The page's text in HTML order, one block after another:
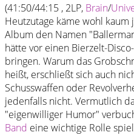
(41:50/44:15 , 2LP, Brain/
Heutzutage käme wohl
Album den Namen
hätte vor einen Bierzelt-
bringen. Warum das
heißt, erschließt sich auch
Schusswaffen oder
jedenfalls nicht. Vermutlich
"eigenwilliger Humor"
Band eine wichtige Rolle